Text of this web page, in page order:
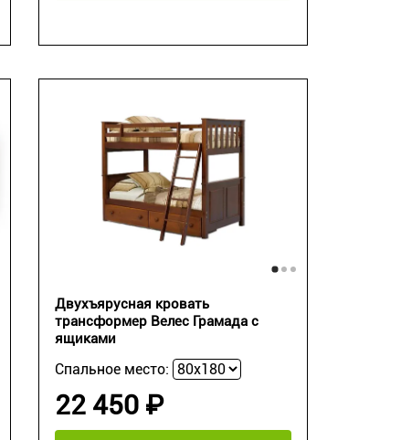
Двухъярусная кровать
трансформер Велес Грамада с
ящиками
Спальное место:
22 450 ₽